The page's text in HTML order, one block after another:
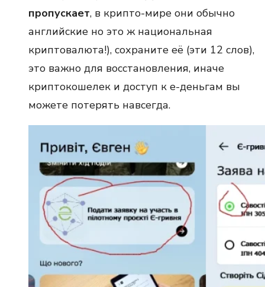
пропускает, в крипто-мире они обычно
английские но это ж национальная
криптовалюта!), сохраните её (эти 12 слов),
это важно для восстановления, иначе
криптокошелек и доступ к е-деньгам вы
можете потерять навсегда.